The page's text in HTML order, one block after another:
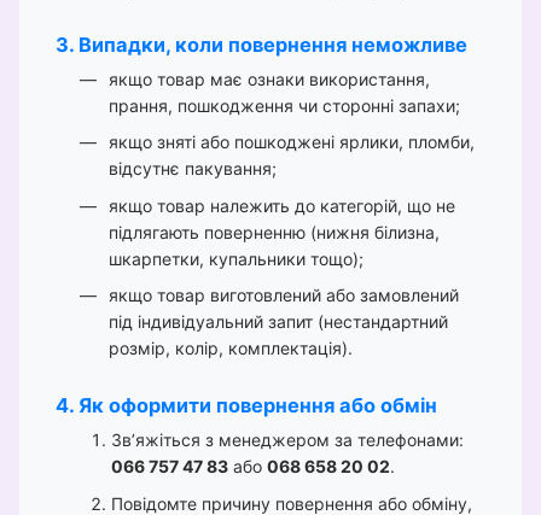
3. Випадки, коли повернення неможливе
якщо товар має ознаки використання,
прання, пошкодження чи сторонні запахи;
якщо зняті або пошкоджені ярлики, пломби,
відсутнє пакування;
якщо товар належить до категорій, що не
підлягають поверненню (нижня білизна,
шкарпетки, купальники тощо);
якщо товар виготовлений або замовлений
під індивідуальний запит (нестандартний
розмір, колір, комплектація).
4. Як оформити повернення або обмін
Зв’яжіться з менеджером за телефонами:
066 757 47 83 або 068 658 20 02.
Повідомте причину повернення або обміну,